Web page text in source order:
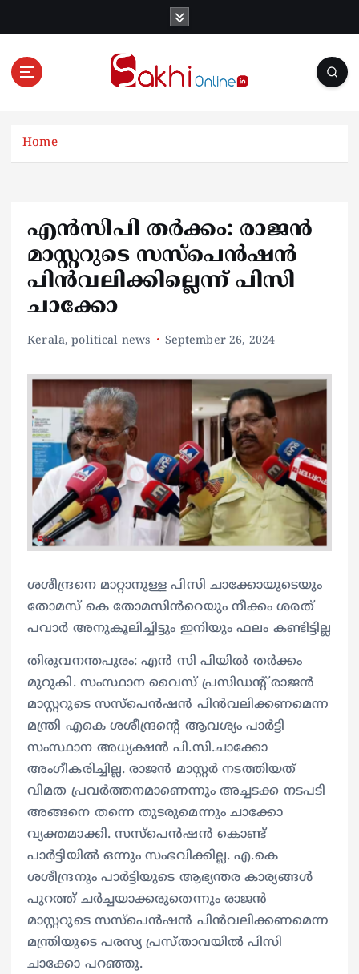
Online News Portal
Home
എൻസിപി തർക്കം: രാജൻ
മാസ്റ്ററുടെ സസ്പെൻഷൻ
പിൻവലിക്കില്ലെന്ന് പിസി
ചാക്കോ
Kerala,political news September 26, 2024
ശശീന്ദ്രനെ മാറ്റാനുള്ള പിസി ചാക്കോയുടെയും
തോമസ് കെ തോമസിൻറെയും നീക്കം ശരത്
പവാർ അനുകൂലിച്ചിട്ടും ഇനിയും ഫലം കണ്ടിട്ടില്ല
തിരുവനന്തപുരം: എൻ സി പിയിൽ തർക്കം
മുറുകി. സംസ്ഥാന വൈസ് പ്രസിഡൻ്റ് രാജൻ
മാസ്റ്ററുടെ സസ്‌പെൻഷൻ പിൻവലിക്കണമെന്ന
മന്ത്രി എകെ ശശീന്ദ്രന്റെ ആവശ്യം പാർട്ടി
സംസ്ഥാന അധ്യക്ഷൻ പി.സി.ചാക്കോ
അംഗീകരിച്ചില്ല. രാജൻ മാസ്റ്റർ നടത്തിയത്
വിമത പ്രവർത്തനമാണെന്നും അച്ചടക്ക നടപടി
അങ്ങനെ തന്നെ തുടരുമെന്നും ചാക്കോ
വ്യക്തമാക്കി. സസ്പെൻഷൻ കൊണ്ട്
പാർട്ടിയിൽ ഒന്നും സംഭവിക്കില്ല. എ.കെ
ശശീന്ദ്രനും പാർട്ടിയുടെ ആഭ്യന്തര കാര്യങ്ങൾ
പുറത്ത് ചർച്ചയാക്കരുതെന്നും രാജൻ
മാസ്റ്ററുടെ സസ്പെൻഷൻ പിൻവലിക്കണമെന്ന
മന്ത്രിയുടെ പരസ്യ പ്രസ്താവയിൽ പിസി
ചാക്കോ പറ‌ഞ്ഞു.